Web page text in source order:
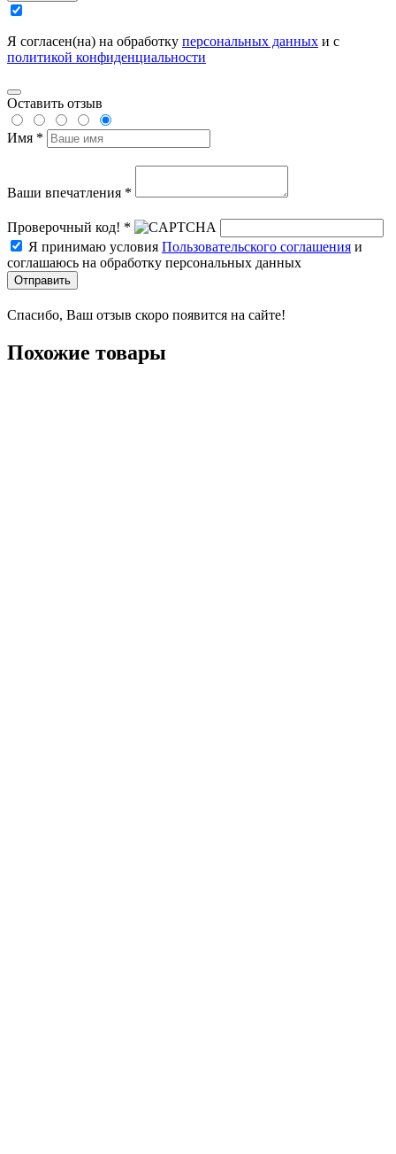
Я согласен(на) на обработку персональных данных и с
политикой конфиденциальности
Оставить отзыв
Имя *
Ваши впечатления *
Проверочный код! *
Я принимаю условия Пользовательского соглашения и
соглашаюсь на обработку персональных данных
Отправить
Спасибо, Ваш отзыв скоро появится на сайте!
Похожие товары